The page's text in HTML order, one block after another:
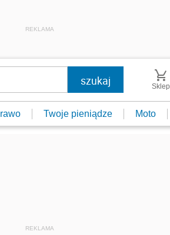
REKLAMA
Sklep
Twoje pieniądze Moto